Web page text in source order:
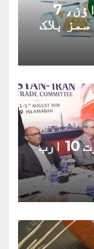
پی ٹی اے کا بڑا کریک ڈاؤن، 7
پاک ایران دوطرفہ تجارت 10 ارب